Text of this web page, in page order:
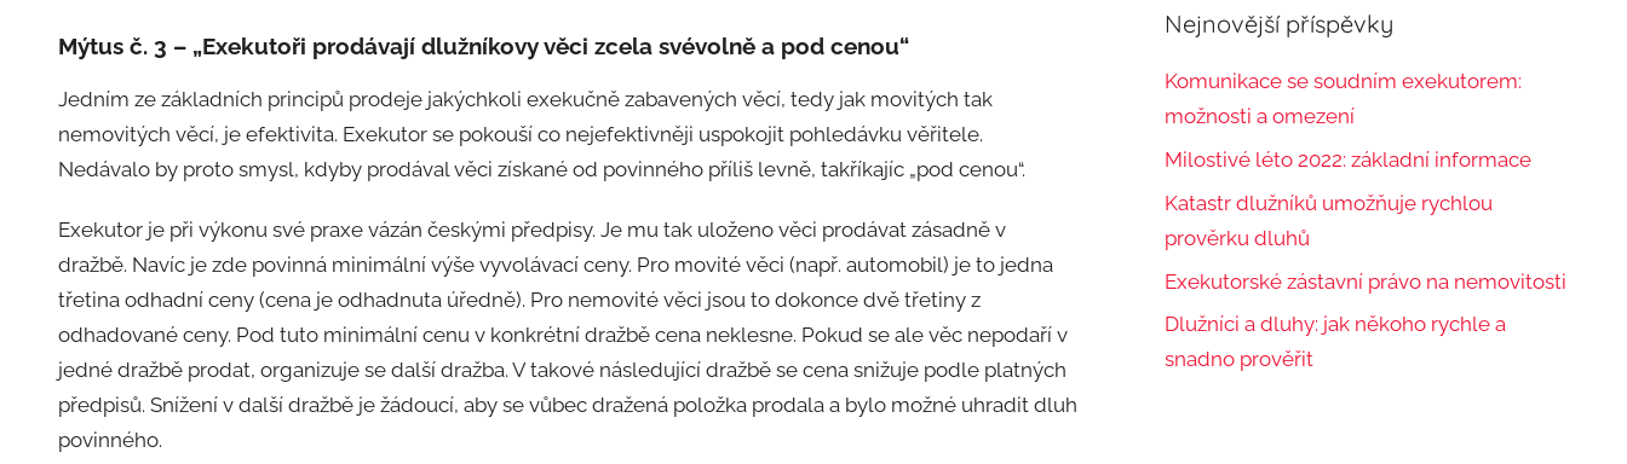
Mýtus č. 3 – „Exekutoři prodávají dlužníkovy věci zcela svévolně a pod cenou“
Jedním ze základních principů prodeje jakýchkoli exekučně zabavených věcí, tedy jak movitých tak
nemovitých věcí, je efektivita. Exekutor se pokouší co nejefektivněji uspokojit pohledávku věřitele.
Nedávalo by proto smysl, kdyby prodával věci získané od povinného příliš levně, takříkajíc „pod cenou“.
Exekutor je při výkonu své praxe vázán českými předpisy. Je mu tak uloženo věci prodávat zásadně v
dražbě. Navíc je zde povinná minimální výše vyvolávací ceny. Pro movité věci (např. automobil) je to jedna
třetina odhadní ceny (cena je odhadnuta úředně). Pro nemovité věci jsou to dokonce dvě třetiny z
odhadované ceny. Pod tuto minimální cenu v konkrétní dražbě cena neklesne. Pokud se ale věc nepodaří v
jedné dražbě prodat, organizuje se další dražba. V takové následující dražbě se cena snižuje podle platných
předpisů. Snížení v další dražbě je žádoucí, aby se vůbec dražená položka prodala a bylo možné uhradit dluh
povinného.
Nejnovější příspěvky
Komunikace se soudním exekutorem:
možnosti a omezení
Milostivé léto 2022: základní informace
Katastr dlužníků umožňuje rychlou
prověrku dluhů
Exekutorské zástavní právo na nemovitosti
Dlužníci a dluhy: jak někoho rychle a
snadno prověřit